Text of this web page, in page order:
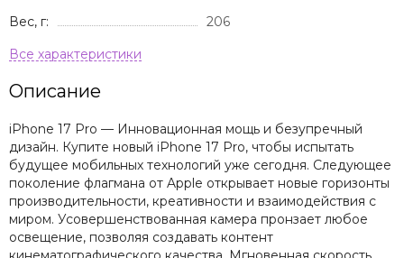
Вес, г:
206
Описание
iPhone 17 Pro — Инновационная мощь и безупречный
дизайн. Купите новый iPhone 17 Pro, чтобы испытать
будущее мобильных технологий уже сегодня. Следующее
поколение флагмана от Apple открывает новые горизонты
производительности, креативности и взаимодействия с
миром. Усовершенствованная камера пронзает любое
освещение, позволяя создавать контент